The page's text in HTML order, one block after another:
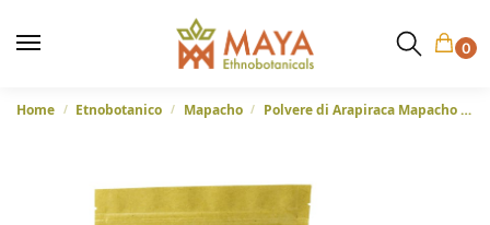
0
Home / Etnobotanico / Mapacho / Polvere di Arapiraca Mapacho (Nicotiana Rustica) – Dal Brasile